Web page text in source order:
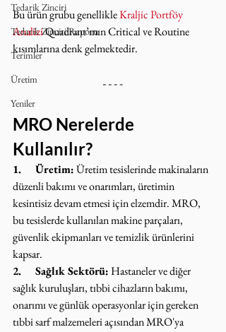
Tedarik Zinciri
Tedarik Zinciri Raporu
Terimler
Üretim
Yeniler
Bu ürün grubu genellikle Kraljic Portföy
Analizi Quadrant’ının Critical ve Routine
kısımlarına denk gelmektedir.
MRO Nerelerde
Kullanılır?
1.     Üretim: Üretim tesislerinde makinaların
düzenli bakımı ve onarımları, üretimin
kesintisiz devam etmesi için elzemdir. MRO,
bu tesislerde kullanılan makine parçaları,
güvenlik ekipmanları ve temizlik ürünlerini
kapsar.
2.     Sağlık Sektörü: Hastaneler ve diğer
sağlık kuruluşları, tıbbi cihazların bakımı,
onarımı ve günlük operasyonlar için gereken
tıbbi sarf malzemeleri açısından MRO'ya